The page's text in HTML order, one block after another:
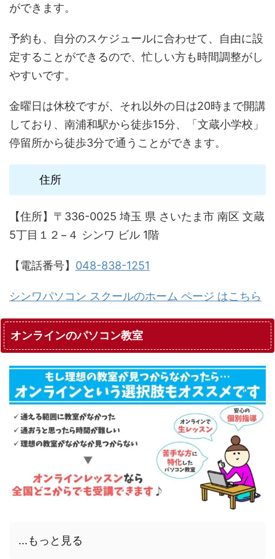
ができます。
予約も、自分のスケジュールに合わせて、自由に設
定することができるので、忙しい方も時間調整がし
やすいです。
金曜日は休校ですが、それ以外の日は20時まで開講
しており、南浦和駅から徒歩15分、「文蔵小学校」
停留所から徒歩3分で通うことができます。
住所
【住所】〒336-0025 埼玉 県 さいたま市 南区 文蔵
5丁目１２−４ シンワ ビル 1階
【電話番号】 048-838-1251
シンワパソコン スクールのホーム ページ はこちら
オンラインのパソコン教室
...もっと見る